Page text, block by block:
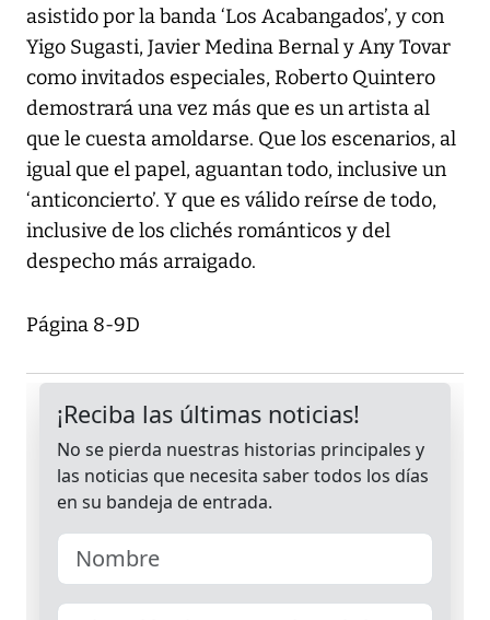
asistido por la banda ‘Los Acabangados’, y con
Yigo Sugasti, Javier Medina Bernal y Any Tovar
como invitados especiales, Roberto Quintero
demostrará una vez más que es un artista al
que le cuesta amoldarse. Que los escenarios, al
igual que el papel, aguantan todo, inclusive un
‘anticoncierto’. Y que es válido reírse de todo,
inclusive de los clichés románticos y del
despecho más arraigado.
Página 8-9D